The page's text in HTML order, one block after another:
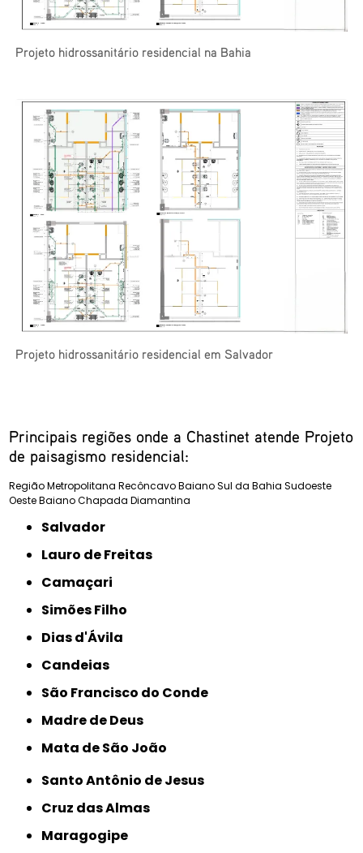
Projeto hidrossanitário residencial na Bahia
Projeto hidrossanitário residencial em Salvador
Principais regiões onde a Chastinet atende Projeto
de paisagismo residencial:
Região Metropolitana Recôncavo BaianoSul da Bahia Sudoeste
Oeste BaianoChapada Diamantina
Salvador
Lauro de Freitas
Camaçari
Simões Filho
Dias d'Ávila
Candeias
São Francisco do Conde
Madre de Deus
Mata de São João
Santo Antônio de Jesus
Cruz das Almas
Maragogipe